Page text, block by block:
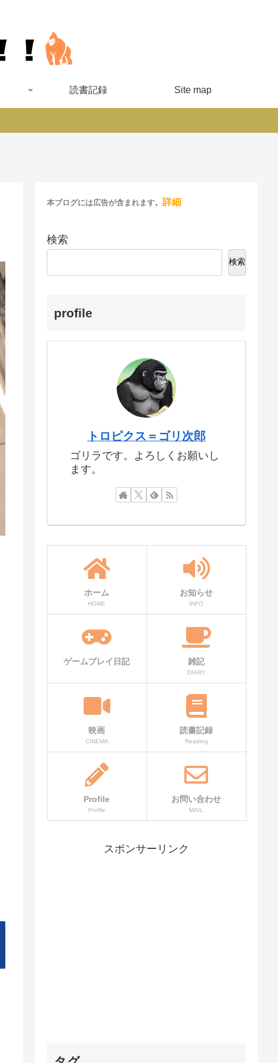
読書記録 Site map
本ブログには広告が含まれます。 詳細
検索
検索
profile
トロピクス＝ゴリ次郎
ゴリラです。よろしくお願いし
ます。
ホーム
HOME
お知らせ
INFO
ゲームプレイ日記 雑記
DIARY
映画
CINEMA
読書記録
Reading
Profile
Profile
お問い合わせ
MAIL
スポンサーリンク